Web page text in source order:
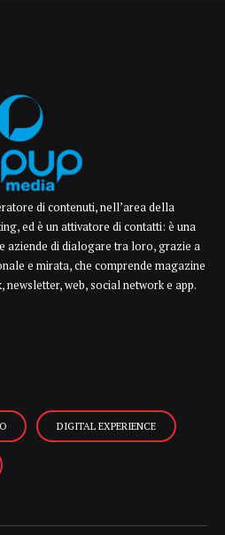
di contenuti, nell’area della
ed è un attivatore di contatti: è una
aziende di dialogare tra loro, grazie a
e mirata, che comprende magazine
newsletter, web, social network e app.
DIGITAL EXPERIENCE